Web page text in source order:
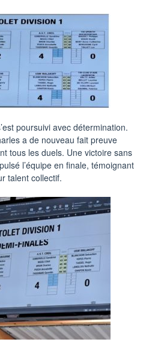
poursuivi avec détermination.
a de nouveau fait preuve
tous les duels. Une victoire sans
l’équipe en finale, témoignant
talent collectif.